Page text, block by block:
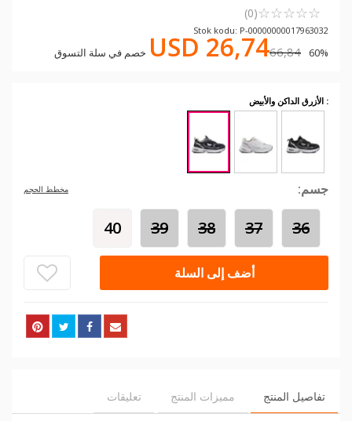
☆
☆
☆
☆
☆ ★
★
★
★
★
(0)
Stok kodu: P-00000000017963032
USD 26,7466,84 60% خصم في سلة التسوق
: الأزرق الداكن والأبيض
جسم: مخطط الحجم
36
37
38
39
40
أضف إلى السلة
تفاصيل المنتج مميزات المنتج تعليقات